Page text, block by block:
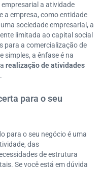
a atividade
a empresa, como entidade
sociedade empresarial, a
limitada ao capital social
para a comercialização de
simples, a ênfase é na
realização de atividades
.
para o seu
para o seu negócio é uma
das
de estrutura
Se você está em dúvida